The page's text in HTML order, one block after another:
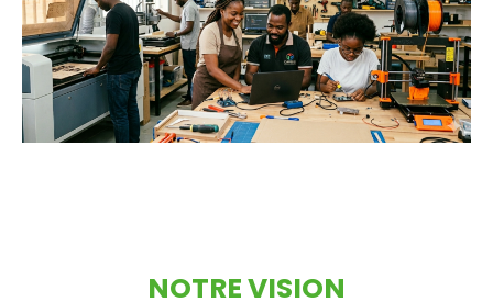
NOTRE VISION